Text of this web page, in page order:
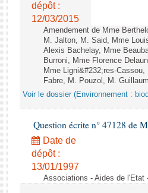
dépôt :
12/03/2015
Amendement de Mme
M. Jalton, M. Said, Mme
Alexis Bachelay, Mme
Burroni, Mme Florence
Mme Ligni&#232;res-
Fabre, M. Pouzol, M.
Voir le dossier (Environnement :
Question écrite n° 47128 de
Date de
dépôt :
13/01/1997
Associations - Aides de l'Etat